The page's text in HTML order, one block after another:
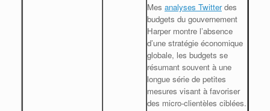
Mes analyses Twitterdes
budgets du gouvernement
Harper montre l’absence
d’une stratégie économique
globale, les budgets se
résumant souvent à une
longue série de petites
mesures visant à favoriser
des micro-clientèles ciblées.